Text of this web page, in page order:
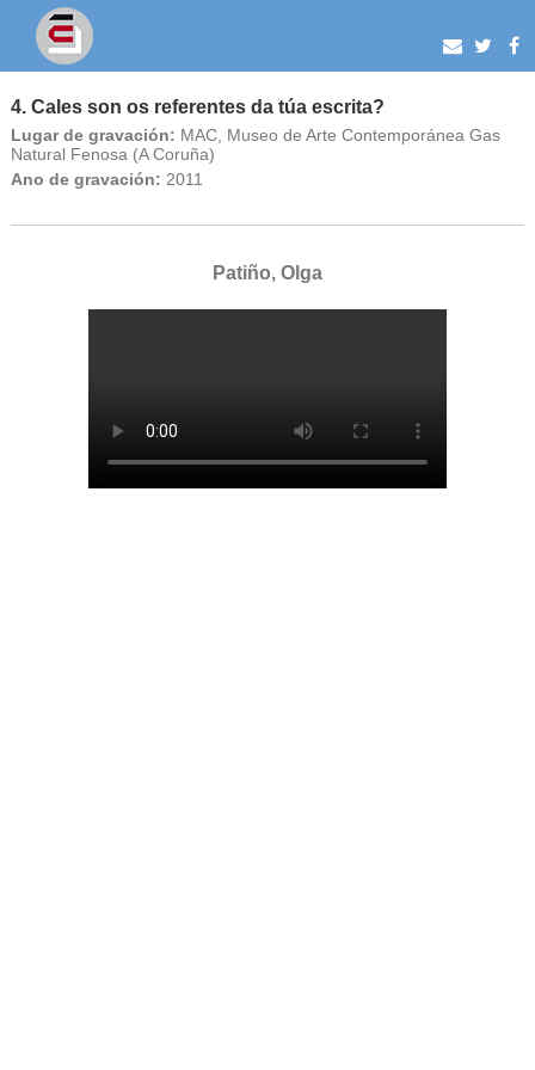
4. Cales son os referentes da túa escrita?
Lugar de gravación: MAC, Museo de Arte Contemporánea Gas
Natural Fenosa (A Coruña)
Ano de gravación: 2011
Patiño, Olga